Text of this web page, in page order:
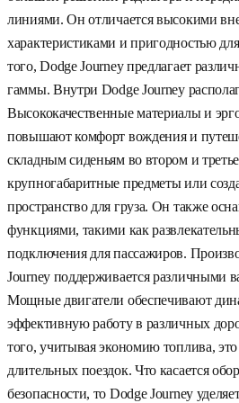
линиями. Он отличается высокими
характеристиками и пригодностью
того, Dodge Journey предлагает
гаммы. Внутри Dodge Journey
Высококачественные материалы и
повышают комфорт вождения и
складным сиденьям во втором и
крупногабаритные предметы или
пространство для груза. Он также
функциями, такими как
подключения для пассажиров.
Journey поддерживается различными
Мощные двигатели обеспечивают
эффективную работу в различных
того, учитывая экономию топлива,
длительных поездок. Что касается
безопасности, то Dodge Journey